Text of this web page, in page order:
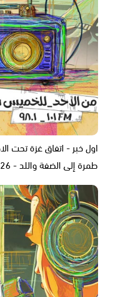
اول خبر - اتفاق غزة تحت
طمرة إلى الضفة واللد - 02.08.2026